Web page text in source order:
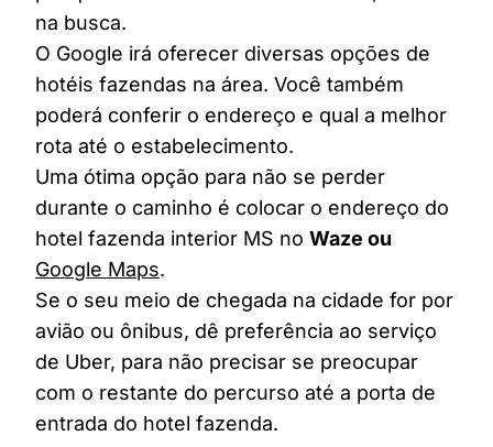
na busca.
O Google irá oferecer diversas opções de
hotéis fazendas na área. Você também
poderá conferir o endereço e qual a melhor
rota até o estabelecimento.
Uma ótima opção para não se perder
durante o caminho é colocar o endereço do
hotel fazenda interior MS no Waze ou
Google Maps.
Se o seu meio de chegada na cidade for por
avião ou ônibus, dê preferência ao serviço
de Uber, para não precisar se preocupar
com o restante do percurso até a porta de
entrada do hotel fazenda.